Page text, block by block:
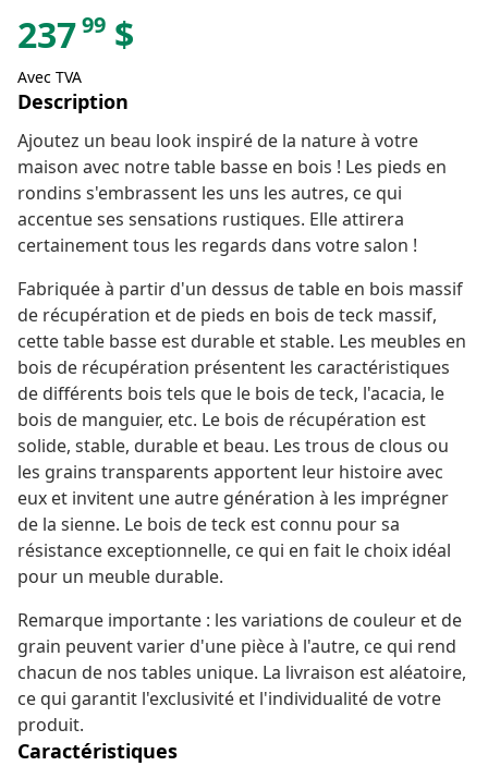
23799 $
Avec TVA
Description
Ajoutez un beau look inspiré de la nature à votre
maison avec notre table basse en bois ! Les pieds en
rondins s'embrassent les uns les autres, ce qui
accentue ses sensations rustiques. Elle attirera
certainement tous les regards dans votre salon !
Fabriquée à partir d'un dessus de table en bois massif
de récupération et de pieds en bois de teck massif,
cette table basse est durable et stable. Les meubles en
bois de récupération présentent les caractéristiques
de différents bois tels que le bois de teck, l'acacia, le
bois de manguier, etc. Le bois de récupération est
solide, stable, durable et beau. Les trous de clous ou
les grains transparents apportent leur histoire avec
eux et invitent une autre génération à les imprégner
de la sienne. Le bois de teck est connu pour sa
résistance exceptionnelle, ce qui en fait le choix idéal
pour un meuble durable.
Remarque importante : les variations de couleur et de
grain peuvent varier d'une pièce à l'autre, ce qui rend
chacun de nos tables unique. La livraison est aléatoire,
ce qui garantit l'exclusivité et l'individualité de votre
produit.
Caractéristiques